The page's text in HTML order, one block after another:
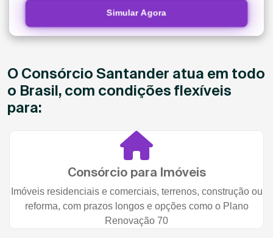
Simular Agora
O Consórcio Santander atua em todo
o Brasil, com condições flexíveis
para:
Consórcio para Imóveis
Imóveis residenciais e comerciais, terrenos, construção ou
reforma, com prazos longos e opções como o Plano
Renovação 70